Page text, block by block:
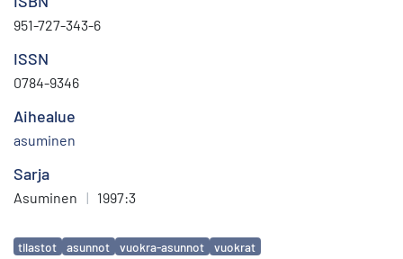
951-727-343-6
ISSN
0784-9346
Aihealue
asuminen
Sarja
Asuminen | 1997:3
Avainsanat
tilastot asunnot vuokra-asunnot vuokrat